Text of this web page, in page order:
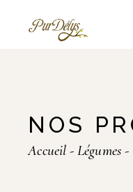
NOS
Accueil Légumes